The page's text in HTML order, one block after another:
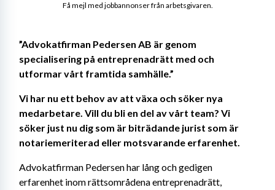
”Advokatfirman Pedersen AB är genom
specialisering på entreprenadrätt med och
utformar vårt framtida samhälle.”
Vi har nu ett behov av att växa och söker nya
medarbetare. Vill du bli en del av vårt team? Vi
söker just nu dig som är biträdande jurist som är
notariemeriterad eller motsvarande erfarenhet.
Advokatfirman Pedersen har lång och gedigen
erfarenhet inom rättsområdena entreprenadrätt,
Få mejl med jobbannonser från arbetsgivaren.